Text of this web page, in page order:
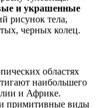
и украшенные
рисунок тела,
черных колец.
областях
наибольшего
и Африке.
примитивные виды